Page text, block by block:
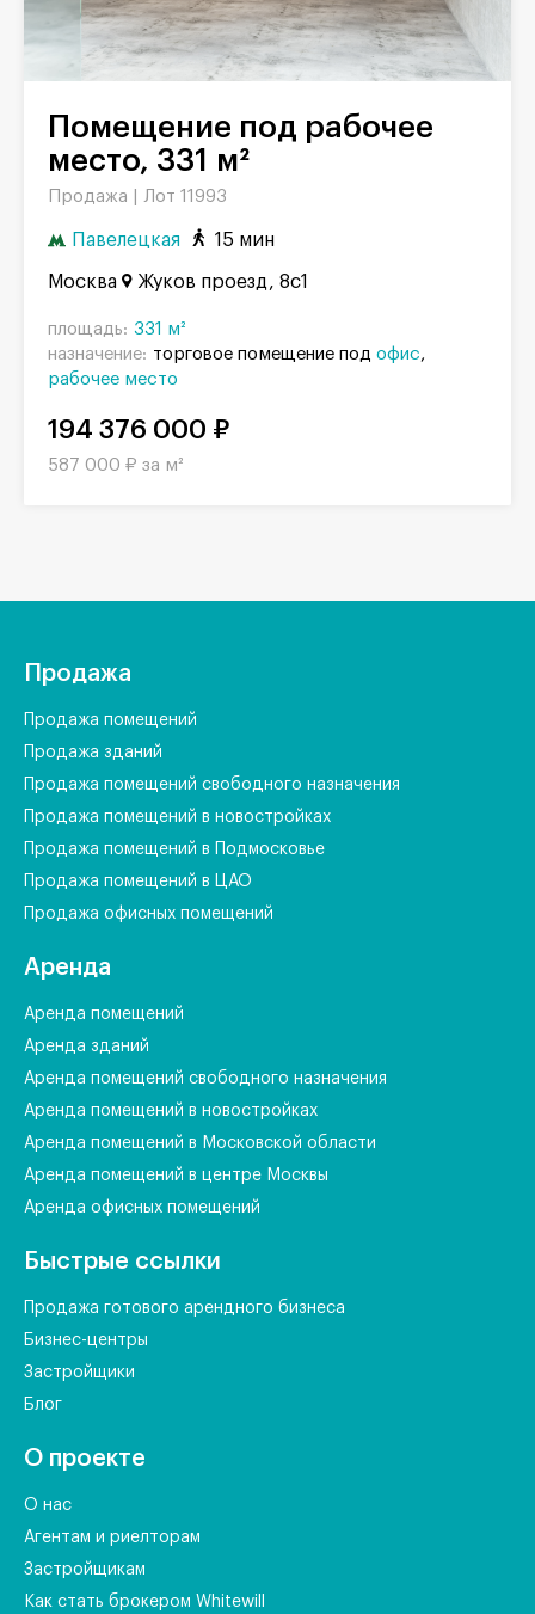
Помещение под рабочее
место, 331 м²
Продажа | Лот 11993
Павелецкая 15 мин
Москва Жуков проезд, 8с1
площадь: 331 м²
назначение: торговое помещение под офис
рабочее место
194 376 000 ₽
587 000 ₽ за м²
Продажа
Продажа помещений
Продажа зданий
Продажа помещений свободного назначения
Продажа помещений в новостройках
Продажа помещений в Подмосковье
Продажа помещений в ЦАО
Продажа офисных помещений
Аренда
Аренда помещений
Аренда зданий
Аренда помещений свободного назначения
Аренда помещений в новостройках
Аренда помещений в Московской области
Аренда помещений в центре Москвы
Аренда офисных помещений
Быстрые ссылки
Продажа готового арендного бизнеса
Бизнес-центры
Застройщики
Блог
О проекте
О нас
Агентам и риелторам
Застройщикам
Как стать брокером Whitewill